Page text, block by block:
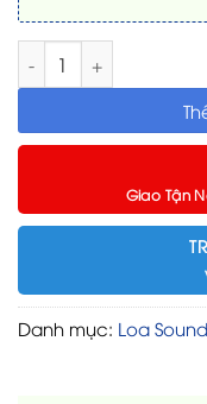
Loa Soundbar Bose
Giao Tận
Danh mục: Loa